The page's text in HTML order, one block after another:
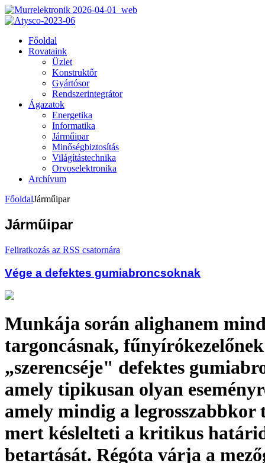
Főoldal
Rovataink
Üzlet
Konstruktőr
Gyártósor
Rendszerintegrátor
Ágazatok
Energetika
Informatika
Járműipar
Minőségbiztosítás
Világítástechnika
Orvoselektronika
Archívum
FőoldalJárműipar
Járműipar
Feliratkozás az RSS csatornára
Vége a defektes gumiabroncsoknak
Munkája során alighanem
targoncásnak,
„szerencséje" defektes
amely tipikusan olyan
amely mindig a
mert késlelteti a kritikus
betartását. Régóta várja a